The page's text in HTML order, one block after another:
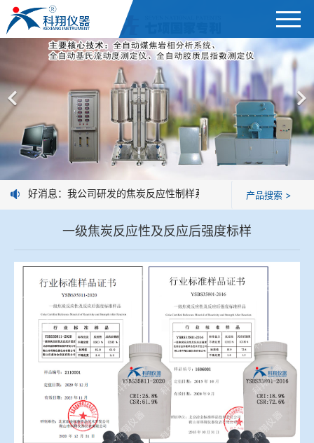
首页
综合赛事娱乐平台 ＞
焦炭高温性能检测系统
焦化行业检测及优化配煤设备
球团矿/烧结矿/块矿高温冶金性能检测系统
高炉配吹煤检测设备
冶金渣、保护渣等高温物性检测设备
冶金石灰活性度测定仪
矿石、焦炭物理检测及制样设备
工业分析、测硫仪等
公司简介
新闻中心
企业业绩
技术交流
标准下载
企业荣誉
综合赛事娱乐平台
好消息：我公司研发的焦炭反应性制样系统，全部制样过程机械
产品搜索 >
一级焦炭反应性及反应后强度标样